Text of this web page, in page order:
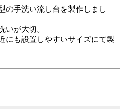
の手洗い流し台を製作しまし
いが大切。
にも設置しやすいサイズにて製